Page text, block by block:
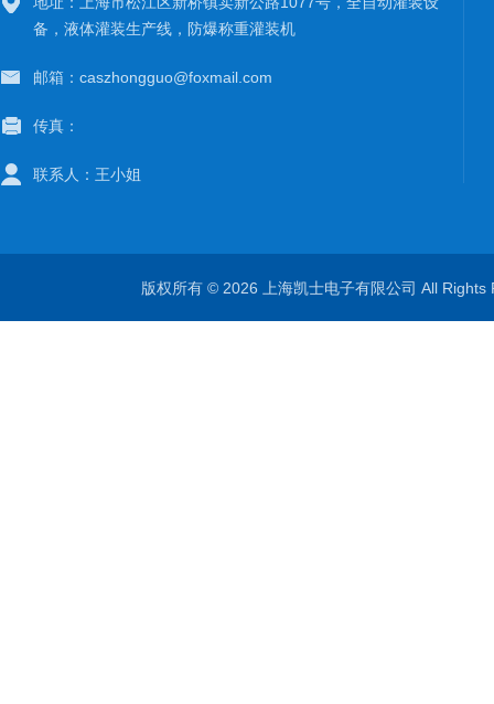
备，液体灌装生产线，防爆称重灌装机
邮箱：caszhongguo@foxmail.com
传真：
联系人：王小姐
版权所有 © 2026 上海凯士电子有限公司 All